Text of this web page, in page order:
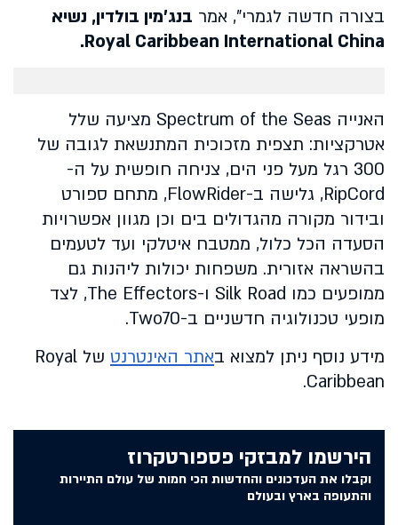
בצורה חדשה לגמרי", אמר בנג'מין בולדין, נשיא
Royal Caribbean International China.
האנייה Spectrum of the Seas מציעה שלל
אטרקציות: תצפית מזכוכית המתנשאת לגובה של
300 רגל מעל פני הים, צניחה חופשית על ה-
RipCord, גלישה ב-FlowRider, מתחם ספורט
ובידור מקורה מהגדולים בים וכן מגוון אפשרויות
הסעדה הכל כלול, ממטבח איטלקי ועד לטעמים
בהשראה אזורית. משפחות יכולות ליהנות גם
ממופעים כמו Silk Road ו-The Effectors, לצד
מופעי טכנולוגיה חדשניים ב-Two70.
מידע נוסף ניתן למצוא באתר האינטרנט
של Royal
Caribbean.
הירשמו למבזקי פספורטקרוז
וקבלו את העדכונים והחדשות הכי חמות של עולם התיירות
והתעופה בארץ ובעולם